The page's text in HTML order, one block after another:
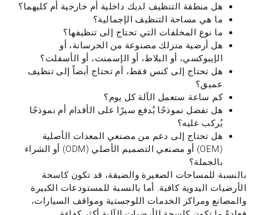
هل منطقة التنظيف لديك داخلية أم خارجية أم كليهما؟
ما هي مساحة التنظيف الإجمالية؟
ما نوع المخلفات التي تحتاج إلى تنظيفها؟
هل أرضية منزلك مصنوعة من الخرسانة، أو
الإيبوكسي، أو البلاط، أو الإسمنت، أو الأسفلت؟
هل تحتاج إلى كنس فقط، أم تحتاج أيضاً إلى تنظيف
عميق؟
كم ساعة ستعمل الآلة كل يوم؟
هل تفضل نموذجًا يُدفع سيرًا على الأقدام أم نموذجًا
يُركب عليه؟
هل تحتاج إلى دعم من مصنعي المعدات الأصلية
(OEM) أو مصنعي التصميم الأصلي (ODM) أو الشراء
بالجملة؟
بالنسبة للمساحات الصغيرة والضيقة، قد تكون كاسحة
الأرضيات اليدوية كافية. أما بالنسبة للمستودعات الكبيرة
والمصانع ومراكز الخدمات اللوجستية ومواقف السيارات،